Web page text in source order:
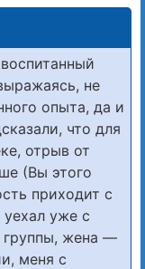
не
опыта, да и
что для
отрыв от
(Вы этого
приходит с
уже с
группы, жена —
меня с